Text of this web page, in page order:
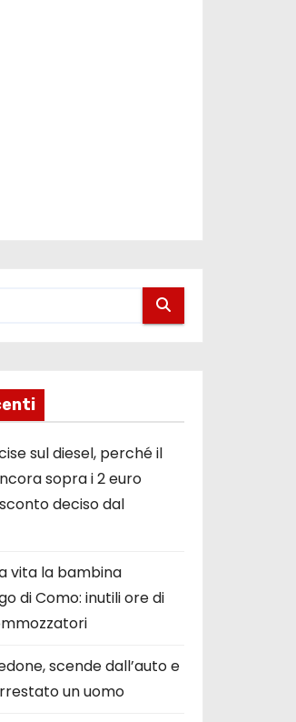
sul diesel, perché il
sopra i 2 euro
deciso dal
vita la bambina
di Como: inutili ore di
scende dall’auto e
un uomo